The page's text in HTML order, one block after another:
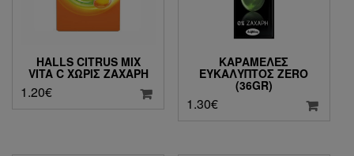
HALLS CITRUS MIX
VITA C ΧΩΡΊΣ ΖΆΧΑΡΗ
1.20€
ΚΑΡΑΜΈΛΕΣ
ΕΥΚΆΛΥΠΤΟΣ ZERO
(36GR)
1.30€